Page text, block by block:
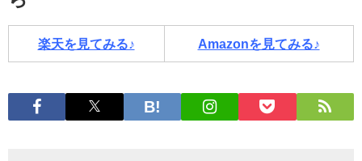
楽天を見てみる♪ Amazonを見てみる♪